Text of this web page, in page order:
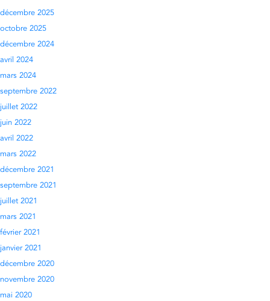
décembre 2025
octobre 2025
décembre 2024
avril 2024
mars 2024
septembre 2022
juillet 2022
juin 2022
avril 2022
mars 2022
décembre 2021
septembre 2021
juillet 2021
mars 2021
février 2021
janvier 2021
décembre 2020
novembre 2020
mai 2020